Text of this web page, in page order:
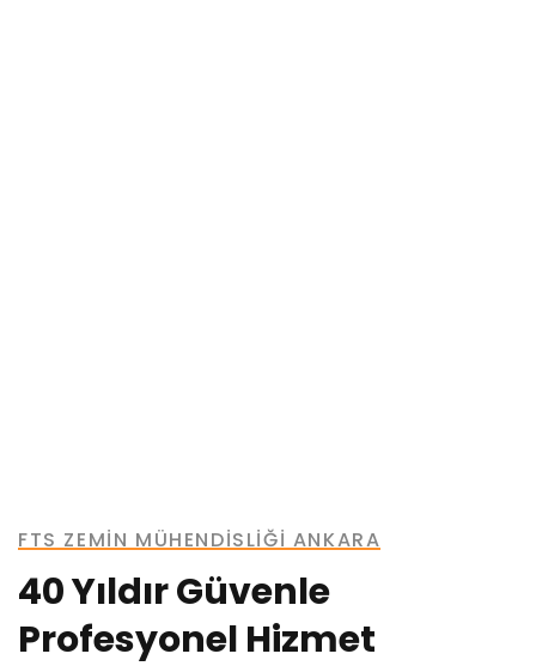
Fore Kazık
FTS ZEMIN MÜHENDISLIĞI ANKARA
40 Yıldır Güvenle
Profesyonel Hizmet